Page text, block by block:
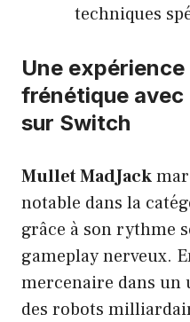
techniques
Une
frénétique
sur Switch
Mullet MadJack
notable dans la
grâce à son rythme
gameplay nerveux.
mercenaire dans un
des robots